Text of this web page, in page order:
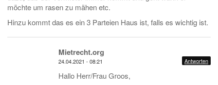
möchte um rasen zu mähen etc.
Hinzu kommt das es ein 3 Parteien Haus ist, falls es wichtig ist.
Mietrecht.org
24.04.2021 - 08:21 Antworten
Hallo Herr/Frau Groos,